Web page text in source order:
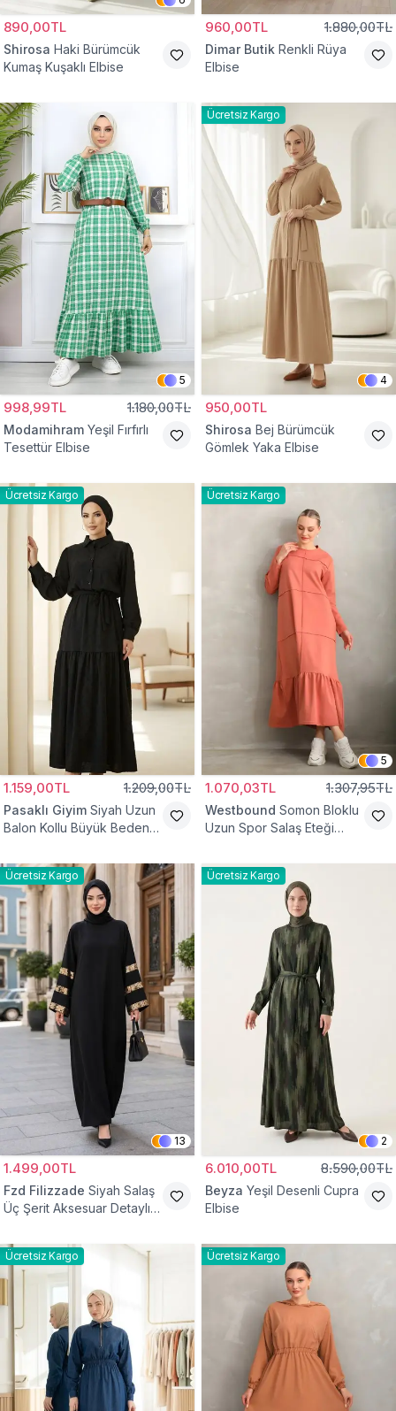
890,00TL
Shirosa Haki Bürümcük
Kumaş Kuşaklı Elbise
960,00TL 1.880,00TL
Dimar Butik Renkli Rüya
Elbise
5
998,99TL 1.180,00TL
Modamihram Yeşil Fırfırlı
Tesettür Elbise
Ücretsiz Kargo
4
950,00TL
Shirosa Bej Bürümcük
Gömlek Yaka Elbise
Ücretsiz Kargo
1.159,00TL 1.209,00TL
Pasaklı Giyim Siyah Uzun
Balon Kollu Büyük Beden
Ücretsiz Kargo
5
1.070,03TL 1.307,95TL
Westbound Somon Bloklu
Uzun Spor Salaş Eteği
Ücretsiz Kargo
13
1.499,00TL
Fzd Filizzade Siyah Salaş
Üç Şerit Aksesuar Detaylı
Ücretsiz Kargo
2
6.010,00TL 8.590,00TL
Beyza Yeşil Desenli Cupra
Elbise
Ücretsiz Kargo Ücretsiz Kargo